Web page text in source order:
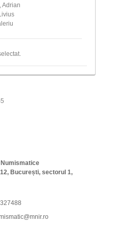
Adrian
București, sectorul 1,